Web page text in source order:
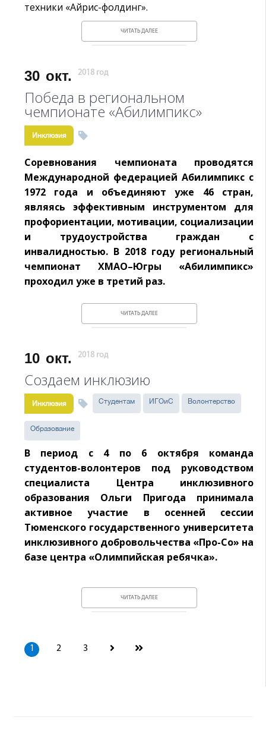
техники «Айрис-фолдинг».
ЧИТАТЬ ДАЛЕЕ
30 окт. 2018 год
Победа в региональном
чемпионате «Абилимпикс»
Инклюзия
Соревнования чемпионата проводятся
Международной федерацией Абилимпикс с
1972 года и объединяют уже 46 стран,
являясь эффективным инструментом для
профориентации, мотивации, социализации
и трудоустройства граждан с
инвалидностью. В 2018 году региональный
чемпионат ХМАО–Югры «Абилимпикс»
проходил уже в третий раз.
ЧИТАТЬ ДАЛЕЕ
10 окт. 2018 год
Создаем инклюзию
Инклюзия Студентам ИГОиС Волонтерство
Образование
В период с 4 по 6 октября команда
студентов-волонтеров под руководством
специалиста Центра инклюзивного
образования Ольги Пригода принимала
активное участие в осенней сессии
Тюменского государственного университета
инклюзивного добровольчества «Про-Со» на
базе центра «Олимпийская ребячка».
ЧИТАТЬ ДАЛЕЕ
1 2 3